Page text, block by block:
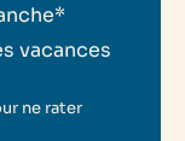
vacances
ne rater